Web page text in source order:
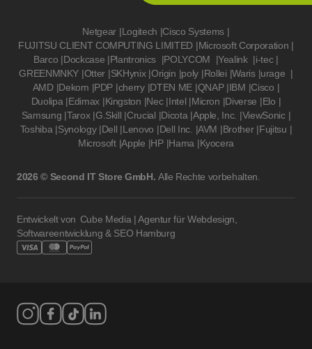
Netgear |Logitech |Cisco Systems |
FUJITSU CLIENT COMPUTING LIMITED |Microsoft Corporation |
Barco |Dockcase |Plantronics |POLYCOM |Yealink |i-tec |
GREENMNKY |Otter |SKHynix |Origin |poly |Rollei |Waris |urage |
AMD |Dekom |PDP |cherry |DTEN ME |QNAP |IBM |Cisco |
Duolipa |Edimax |Kingston |Nec |Intel |Micron |Diverse |Elo |
Samsung |Tarox |G.Skill |Crucial |Dicota |Apple, Inc. |ViewSonic |
Toshiba |Synology |Dell |Lenovo |Dell Inc. |AVM |Brother |Fujitsu |
Microsoft |Apple |HP |Hama |Kyocera
2026 © Second IT Store GmbH. Alle Rechte vorbehalten.
Entwickelt von Cube Media | Agentur für Webdesign,
Softwareentwicklung & SEO Hamburg